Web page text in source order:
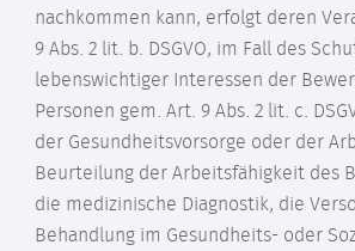
nachkommen kann, erfolgt deren
9 Abs. 2 lit. b. DSGVO, im Fall des
lebenswichtiger Interessen der
Personen gem. Art. 9 Abs. 2 lit. c.
der Gesundheitsvorsorge oder der
Beurteilung der Arbeitsfähigkeit des
die medizinische Diagnostik, die
Behandlung im Gesundheits- oder